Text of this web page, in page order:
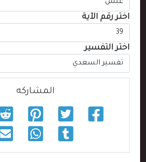
اختر رقم الآية
اختر التفسير
المشاركه